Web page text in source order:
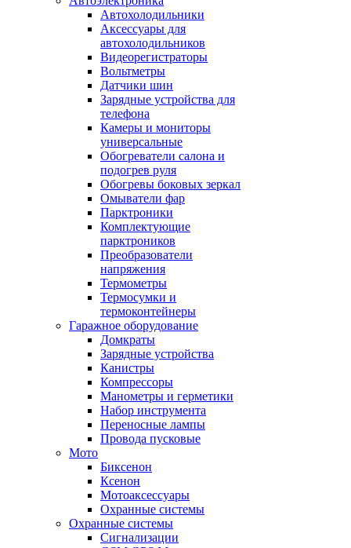
Автохолодильники
Аксессуары для
автохолодильников
Видеорегистраторы
Вольтметры
Датчики шин
Зарядные устройства для
телефона
Камеры и мониторы
универсальные
Обогреватели салона и
подогрев руля
Обогревы боковых зеркал
Омыватели фар
Парктроники
Комплектующие
парктроников
Преобразователи
напряжения
Термометры
Термосумки и
термоконтейнеры
Гаражное оборудование
Домкраты
Зарядные устройства
Канистры
Компрессоры
Манометры и герметики
Набор инструмента
Переносные лампы
Провода пусковые
Мото
Биксенон
Ксенон
Мотоаксессуары
Охранные системы
Охранные системы
Сигнализации